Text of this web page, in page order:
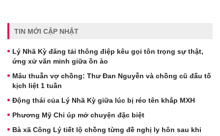
TIN MỚI CẬP NHẬT
Lý Nhã Kỳ đăng tải thông điệp kêu gọi tôn trọng sự thật,
ứng xử văn minh giữa ồn ào
Mâu thuẫn vợ chồng: Thư Đan Nguyễn và chồng cũ đấu tố
kịch liệt 1 tuần
Động thái của Lý Nhã Kỳ giữa lúc bị réo tên khắp MXH
Phương Mỹ Chi úp mở chuyện đặc biệt
Bà xã Công Lý tiết lộ chồng từng đề nghị ly hôn sau khi